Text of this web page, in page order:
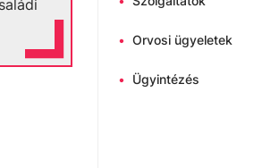
• Orvosi ügyeletek
• Ügyintézés